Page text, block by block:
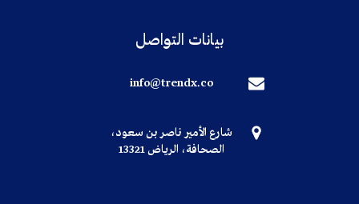
بيانات التواصل
info@trendx.co
شارع الأمير ناصر بن سعود،
الصحافة، الرياض 13321